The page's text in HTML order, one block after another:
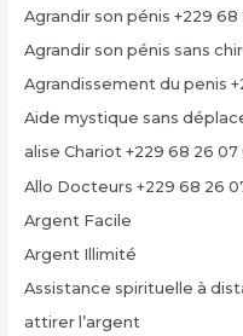
Agrandir son pénis +229 68
Agrandir son pénis sans
Agrandissement du penis
Aide mystique sans
alise Chariot +229 68 26 07
Allo Docteurs +229 68 26
Argent Facile
Argent Illimité
Assistance spirituelle à
attirer l’argent